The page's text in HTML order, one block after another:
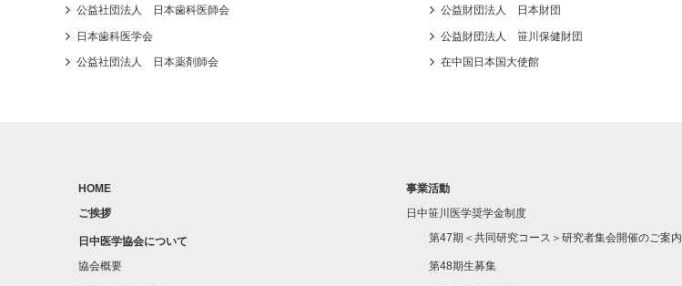
公益社団法人 日本歯科医師会
日本歯科医学会
公益社団法人 日本薬剤師会
公益財団法人 日本財団
公益財団法人 笹川保健財団
在中国日本国大使館
HOME
ご挨拶
日中医学協会について
協会概要
事業活動
日中笹川医学奨学金制度
第47期＜共同研究コース＞研究者集会開催のご案内
第48期生募集